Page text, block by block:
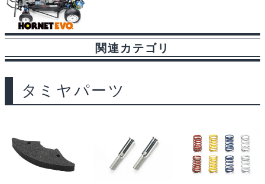
関連カテゴリ
タミヤパーツ